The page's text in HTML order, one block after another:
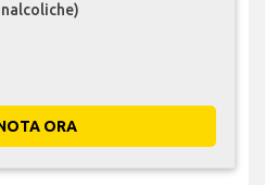
ORA